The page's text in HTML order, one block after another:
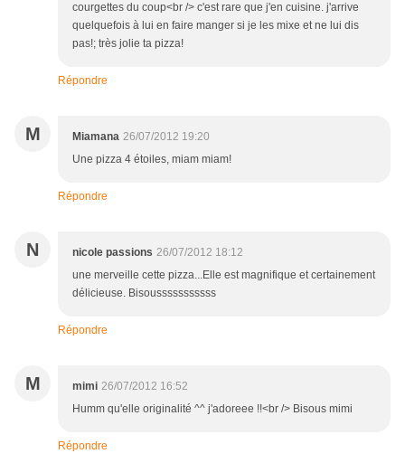
courgettes du coup<br /> c'est rare que j'en cuisine. j'arrive
quelquefois à lui en faire manger si je les mixe et ne lui dis
pas!; très jolie ta pizza!
Répondre
M Miamana 26/07/2012 19:20
Une pizza 4 étoiles, miam miam!
Répondre
N nicole passions 26/07/2012 18:12
une merveille cette pizza...Elle est magnifique et certainement
délicieuse. Bisousssssssssss
Répondre
M mimi 26/07/2012 16:52
Humm qu'elle originalité ^^ j'adoreee !!<br /> Bisous mimi
Répondre